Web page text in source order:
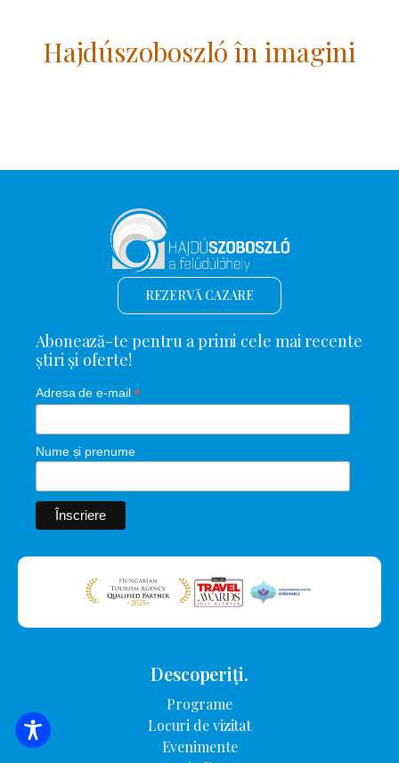
Hajdúszoboszló în imagini
CĂUTARE DE CAZARE
REZERVĂ CAZARE
Abonează-te pentru a primi cele mai recente
știri și oferte!
Adresa de e-mail*
Nume și prenume
Descoperiți.
Programe
Locuri de vizitat
Evenimente